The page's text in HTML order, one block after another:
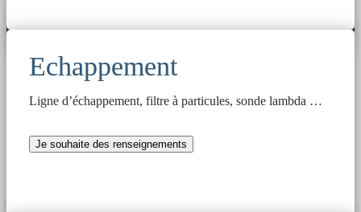
Echappement
Ligne d’échappement, filtre à particules, sonde lambda …
Je souhaite des renseignements